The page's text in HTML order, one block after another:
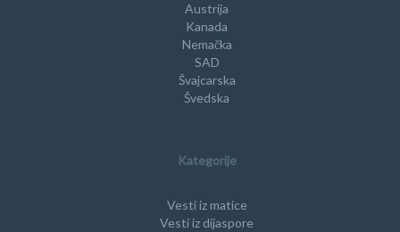
Austrija
Kanada
Nemačka
SAD
Švajcarska
Švedska
Kategorije
Vesti iz matice
Vesti iz dijaspore